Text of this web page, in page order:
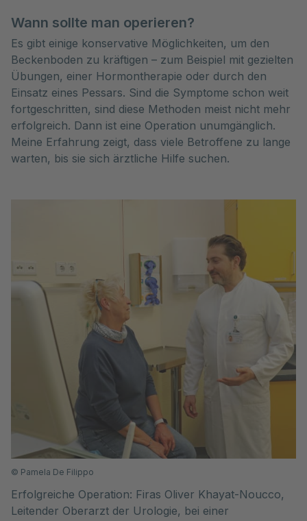
Wann sollte man operieren?
Es gibt einige konservative Möglichkeiten, um den
Beckenboden zu kräftigen – zum Beispiel mit gezielten
Übungen, einer Hormontherapie oder durch den
Einsatz eines Pessars. Sind die Symptome schon weit
fortgeschritten, sind diese Methoden meist nicht mehr
erfolgreich. Dann ist eine Operation unumgänglich.
Meine Erfahrung zeigt, dass viele Betroffene zu lange
warten, bis sie sich ärztliche Hilfe suchen.
© Pamela De Filippo
Erfolgreiche Operation: Firas Oliver Khayat-Noucco,
Leitender Oberarzt der Urologie, bei einer